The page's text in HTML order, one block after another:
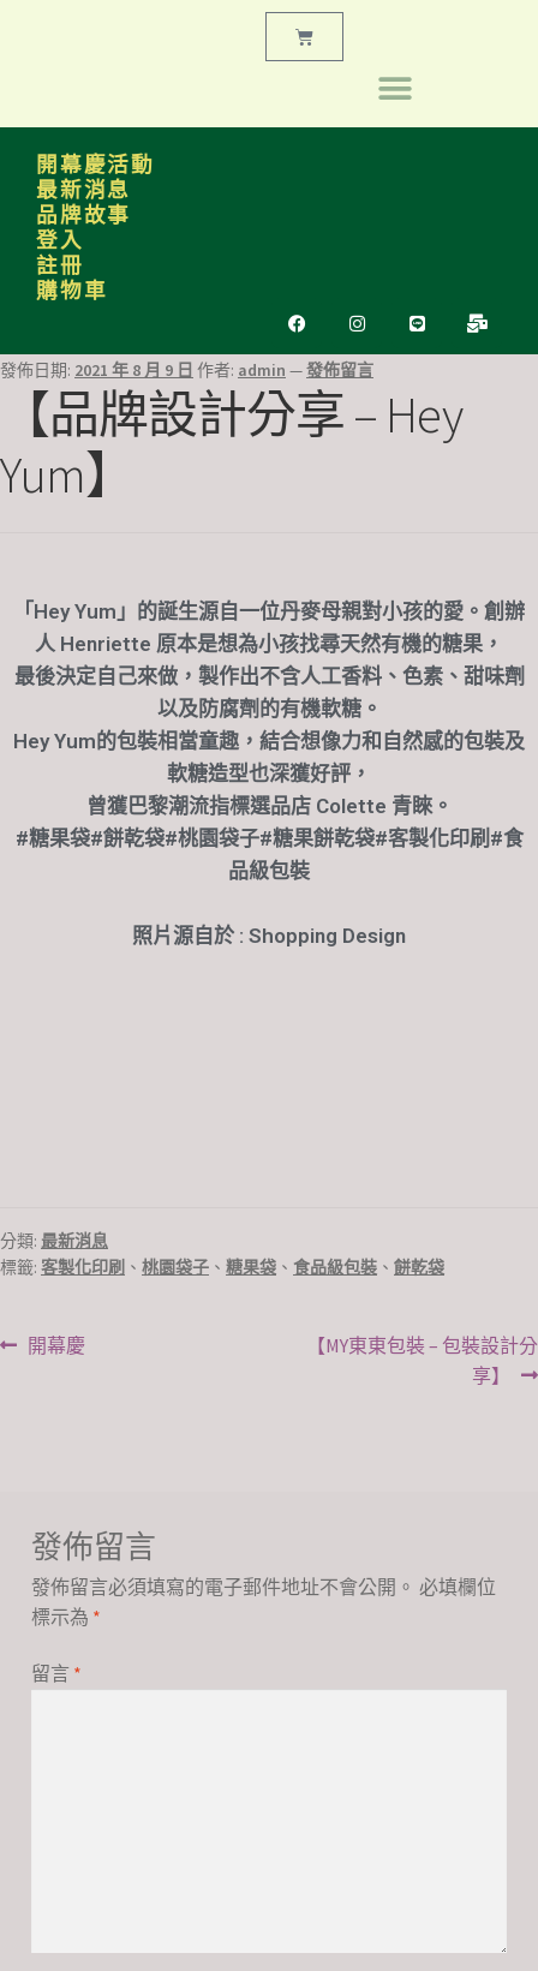
開幕慶活動
最新消息
品牌故事
登入
註冊
購物車
發佈日期: 2021 年 8 月 9 日 作者: admin —發佈留言
【品牌設計分享 – Hey
Yum】
「Hey Yum」的誕生源自一位丹麥母親對小孩的愛。創辦
人 Henriette 原本是想為小孩找尋天然有機的糖果，
最後決定自己來做，製作出不含人工香料、色素、甜味劑
以及防腐劑的有機軟糖。
Hey Yum的包裝相當童趣，結合想像力和自然感的包裝及
軟糖造型也深獲好評，
曾獲巴黎潮流指標選品店 Colette 青睞。
#糖果袋#餅乾袋#桃園袋子#糖果餅乾袋#客製化印刷#食
品級包裝
照片源自於 : Shopping Design
分類: 最新消息
標籤: 客製化印刷 、 桃園袋子 、 糖果袋 、 食品級包裝 、 餅乾袋
開幕慶
【MY東東包裝 – 包裝設計分
享】
發佈留言
發佈留言必須填寫的電子郵件地址不會公開。 必填欄位
標示為 *
留言 *